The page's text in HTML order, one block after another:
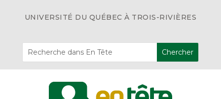
UNIVERSITÉ DU QUÉBEC À TROIS-RIVIÈRES